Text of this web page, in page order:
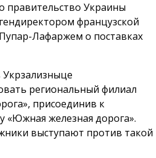
правительство Украины
французской
Лафаржем о поставках
Укрзализныце
региональный филиал
присоединив к
«Южная железная дорога».
выступают против такой